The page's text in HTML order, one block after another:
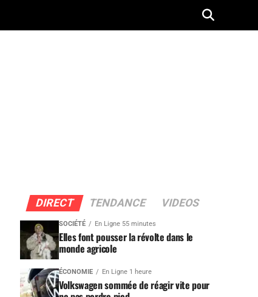
DIRECT TENDANCE VIDEOS
SOCIÉTÉ En Ligne 55 minutes
Elles font pousser la révolte dans le
monde agricole
ÉCONOMIE En Ligne 1 heure
Volkswagen sommée de réagir vite pour